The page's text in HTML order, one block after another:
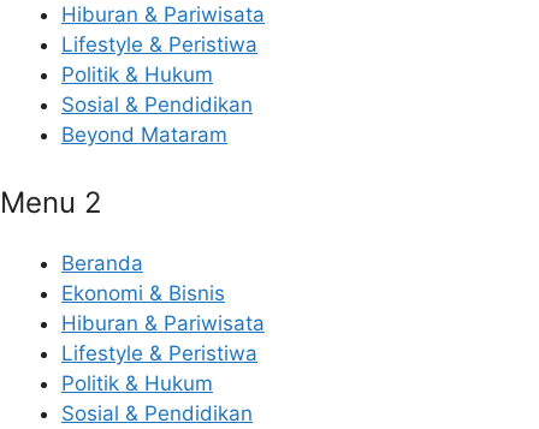
Hiburan & Pariwisata
Lifestyle & Peristiwa
Politik & Hukum
Sosial & Pendidikan
Beyond Mataram
Menu 2
Beranda
Ekonomi & Bisnis
Hiburan & Pariwisata
Lifestyle & Peristiwa
Politik & Hukum
Sosial & Pendidikan